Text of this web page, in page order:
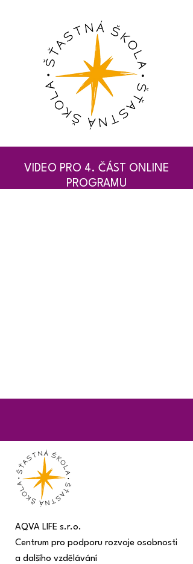
VIDEO PRO 4. ČÁST ONLINE
PROGRAMU
AQVA LIFE s.r.o.
Centrum pro podporu rozvoje osobnosti
a dalšího vzdělávání